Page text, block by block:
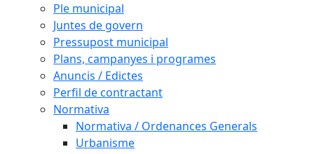
Ple municipal
Juntes de govern
Pressupost municipal
Plans, campanyes i programes
Anuncis / Edictes
Perfil de contractant
Normativa
Normativa / Ordenances Generals
Urbanisme